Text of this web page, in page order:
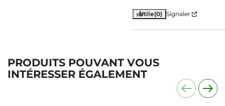
Utile(0) Signaler
PRODUITS POUVANT VOUS
INTÉRESSER ÉGALEMENT